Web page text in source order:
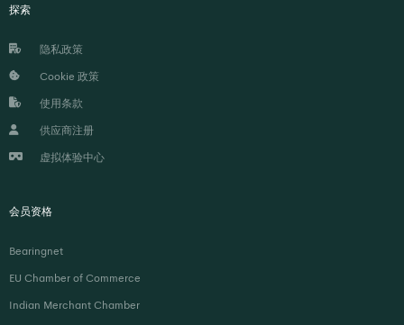
探索
隐私政策
Cookie 政策
使用条款
供应商注册
虚拟体验中心
会员资格
Bearingnet
EU Chamber of Commerce
Indian Merchant Chamber